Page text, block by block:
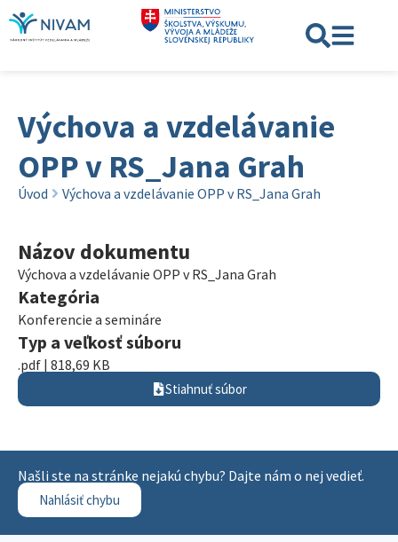
Výchova a vzdelávanie
OPP v RS_Jana Grah
Úvod Výchova a vzdelávanie OPP v RS_Jana Grah
Názov dokumentu
Výchova a vzdelávanie OPP v RS_Jana Grah
Kategória
Konferencie a semináre
Typ a veľkosť súboru
.pdf | 818,69 KB
Stiahnuť súbor
Našli ste na stránke nejakú chybu? Dajte nám o nej vedieť.
Nahlásiť chybu